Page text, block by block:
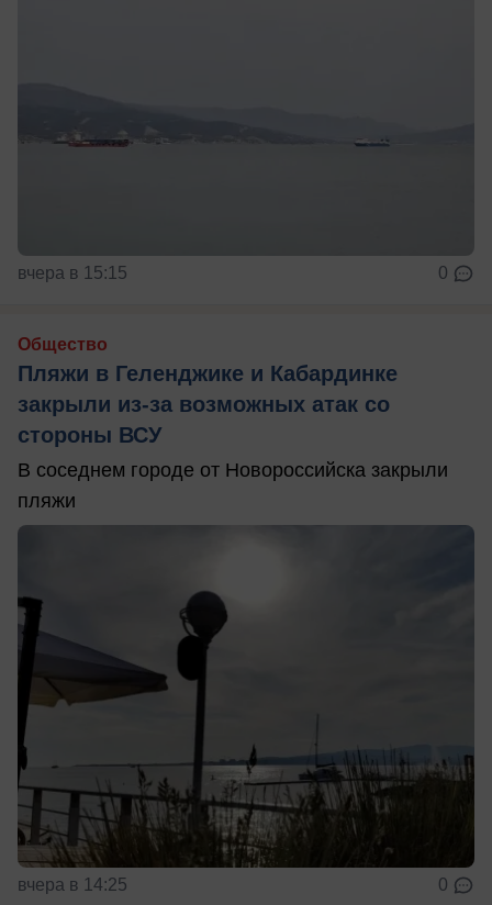
вчера в 15:15 0
Общество
Пляжи в Геленджике и Кабардинке
закрыли из-за возможных атак со
стороны ВСУ
В соседнем городе от Новороссийска закрыли
пляжи
вчера в 14:25 0